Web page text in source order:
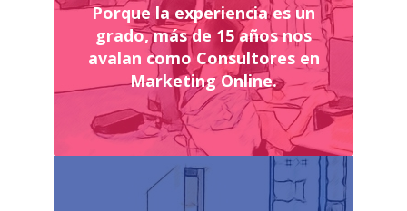
Porque la experiencia es un
grado, más de 15 años nos
avalan como Consultores en
Marketing Online.